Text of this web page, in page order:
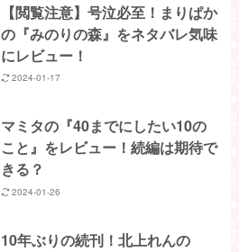
【閲覧注意】号泣必至！まりぱか
の『みのりの森』をネタバレ気味
にレビュー！
2024-01-17
マミタの『40までにしたい10の
こと』をレビュー！続編は期待で
きる？
2024-01-26
10年ぶりの続刊！北上れんの